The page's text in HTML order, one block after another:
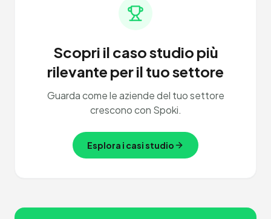
Scopri il caso studio più
rilevante per il tuo settore
Guarda come le aziende del tuo settore
crescono con Spoki.
Esplora i casi studio